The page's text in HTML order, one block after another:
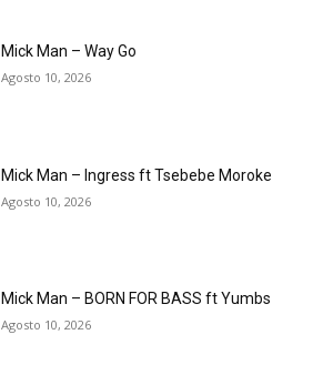
Mick Man – Way Go
Agosto 10, 2026
Mick Man – Ingress ft Tsebebe Moroke
Agosto 10, 2026
Mick Man – BORN FOR BASS ft Yumbs
Agosto 10, 2026